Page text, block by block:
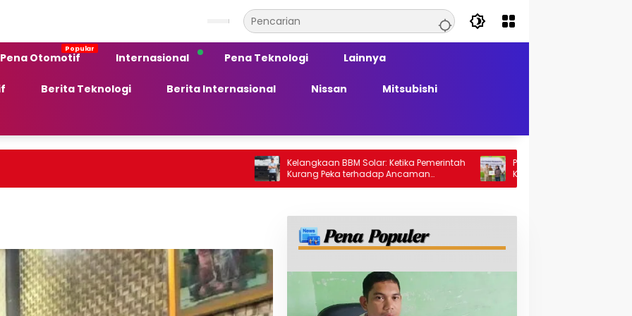
Pena Otomotif Internasional Pena Teknologi Lainnya
Berita Teknologi Berita Internasional Nissan Mitsubishi
Kelangkaan BBM Solar: Ketika Pemerintah
Kurang Peka terhadap Ancaman
Ekonomi Daerah
PT Generasi Agung Perkasa Buktikan
Komitmen Sosial, Salurkan PPM
Juta untuk Masyarakat Lingkar